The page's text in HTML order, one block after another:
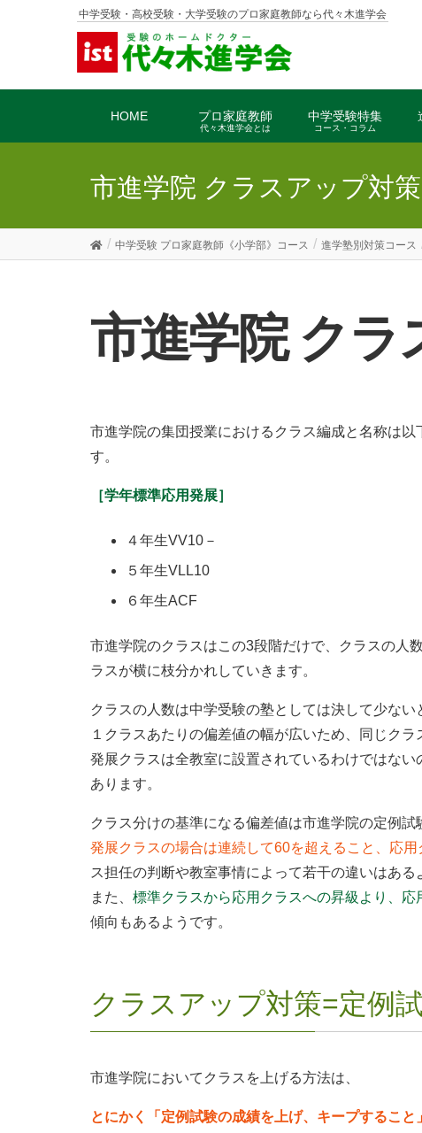
中学受験・高校受験・大学受験のプロ家庭教師なら代々木進学会
HOME プロ家庭教師
代々木進学会とは
中学受験特集
コース・コラム
市進学院 クラスアップ対策
中学受験 プロ家庭教師《小学部》コース 進学塾別対策コース
市進学院 ク
市進学院の集団授業におけるクラス編成と名称は以
す。
［学年標準応用発展］
４年生VV10－
５年生VLL10
６年生ACF
市進学院のクラスはこの3段階だけで、クラスの人
ラスが横に枝分かれしていきます。
クラスの人数は中学受験の塾としては決して少な
１クラスあたりの偏差値の幅が広いため、同じク
発展クラスは全教室に設置されているわけではな
あります。
クラス分けの基準になる偏差値は市進学院の定例試
発展クラスの場合は連続して60を超えること、応
ス担任の判断や教室事情によって若干の違いはある
また、 標準クラスから応用クラスへの昇級より、
傾向もあるようです。
クラスアップ対策=定例
市進学院においてクラスを上げる方法は、
とにかく「定例試験の成績を上げ、キープすること」